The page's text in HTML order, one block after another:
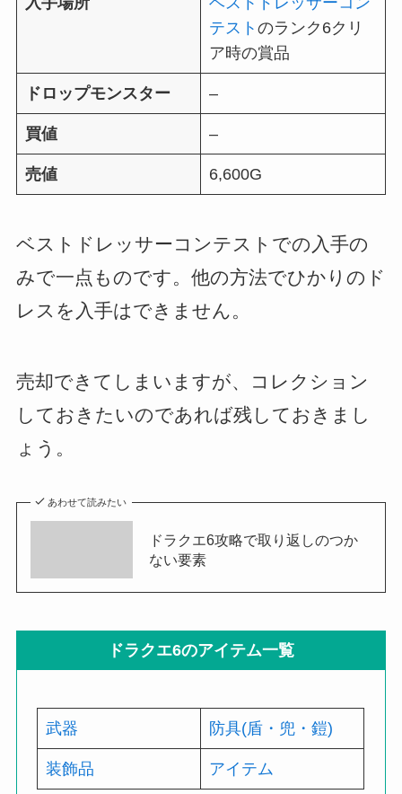
テスト のランク6クリ
ア時の賞品
ドロップモンスター –
買値 –
売値 6,600G
ベストドレッサーコンテストでの入手の
みで一点ものです。他の方法でひかりのド
レスを入手はできません。
売却できてしまいますが、コレクション
しておきたいのであれば残しておきまし
ょう。
あわせて読みたい
ドラクエ6攻略で取り返しのつか
ない要素
ドラクエ6のアイテム一覧
武器 防具(盾・兜・鎧)
装飾品 アイテム